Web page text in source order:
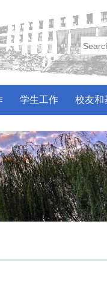
学生工作 校友和